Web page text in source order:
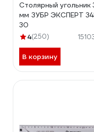
Столярный угольник
мм ЗУБР ЭКСПЕРТ
30
4(250)
В корзину